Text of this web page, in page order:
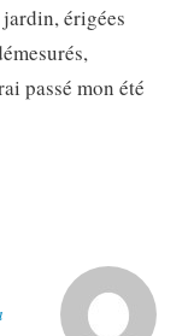
érigées
passé mon été